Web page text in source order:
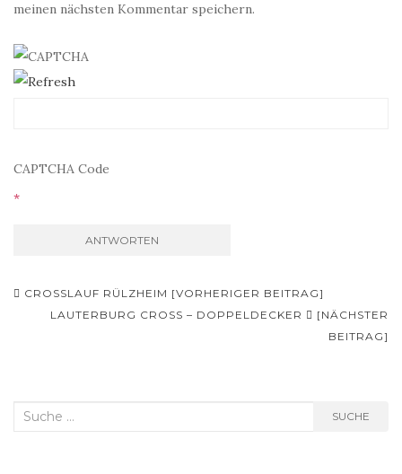
meinen nächsten Kommentar speichern.
CAPTCHA Code
*
Beitrags-
Navigation
CROSSLAUF RÜLZHEIM [VORHERIGER BEITRAG]
LAUTERBURG CROSS – DOPPELDECKER
[NÄCHSTER
BEITRAG]
Suche
SUCHE